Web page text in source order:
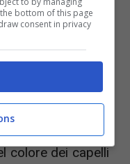
mani rossi –
colore dei capelli
bottom of this page
consent in privacy